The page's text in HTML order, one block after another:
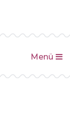
Menü